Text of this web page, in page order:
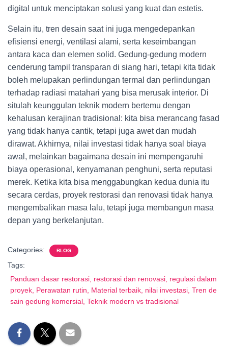
digital untuk menciptakan solusi yang kuat dan estetis.
Selain itu, tren desain saat ini juga mengedepankan
efisiensi energi, ventilasi alami, serta keseimbangan
antara kaca dan elemen solid. Gedung-gedung modern
cenderung tampil transparan di siang hari, tetapi kita tidak
boleh melupakan perlindungan termal dan perlindungan
terhadap radiasi matahari yang bisa merusak interior. Di
situlah keunggulan teknik modern bertemu dengan
kehalusan kerajinan tradisional: kita bisa merancang fasad
yang tidak hanya cantik, tetapi juga awet dan mudah
dirawat. Akhirnya, nilai investasi tidak hanya soal biaya
awal, melainkan bagaimana desain ini mempengaruhi
biaya operasional, kenyamanan penghuni, serta reputasi
merek. Ketika kita bisa menggabungkan kedua dunia itu
secara cerdas, proyek restorasi dan renovasi tidak hanya
mengembalikan masa lalu, tetapi juga membangun masa
depan yang berkelanjutan.
Categories: BLOG
Tags:
Panduan dasar restorasi, restorasi dan renovasi, regulasi dalam
proyek, Perawatan rutin, Material terbaik, nilai investasi, Tren de
sain gedung komersial, Teknik modern vs tradisional